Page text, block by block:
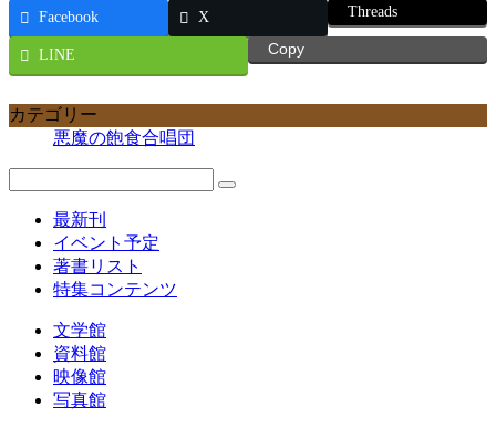
Facebook X Threads
LINE Copy
カテゴリー
悪魔の飽食合唱団
最新刊
イベント予定
著書リスト
特集コンテンツ
文学館
資料館
映像館
写真館